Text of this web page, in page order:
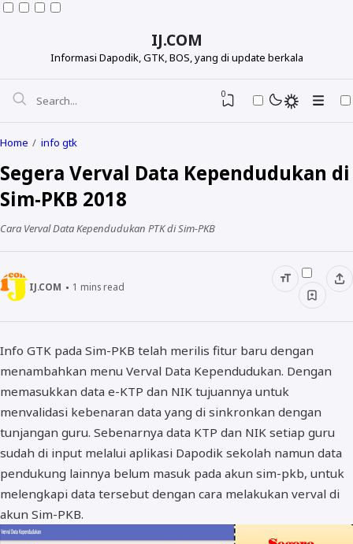
IJ.COM
Informasi Dapodik, GTK, BOS, yang di update berkala
BOS dan PIP
0
Home info gtk
Segera Verval Data Kependudukan di
Sim-PKB 2018
Cara Verval Data Kependudukan PTK di Sim-PKB
IJ.COM 1 mins read
Info GTK pada Sim-PKB telah merilis fitur baru dengan
menambahkan menu Verval Data Kependudukan. Dengan
memasukkan data e-KTP dan NIK tujuannya untuk
menvalidasi kebenaran data yang di sinkronkan dengan
tunjangan guru. Sebenarnya data KTP dan NIK setiap guru
sudah di input melalui aplikasi Dapodik sekolah namun data
pendukung lainnya belum masuk pada akun sim-pkb, untuk
melengkapi data tersebut dengan cara melakukan verval di
akun Sim-PKB.